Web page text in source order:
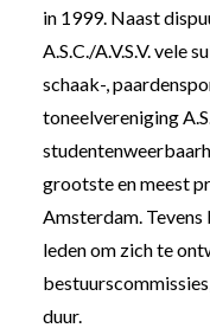
in 1999. Naast
A.S.C./A.V.S.V. vele
schaak-,
toneelvereniging
grootste en meest
Amsterdam. Tevens
leden om zich te
duur.